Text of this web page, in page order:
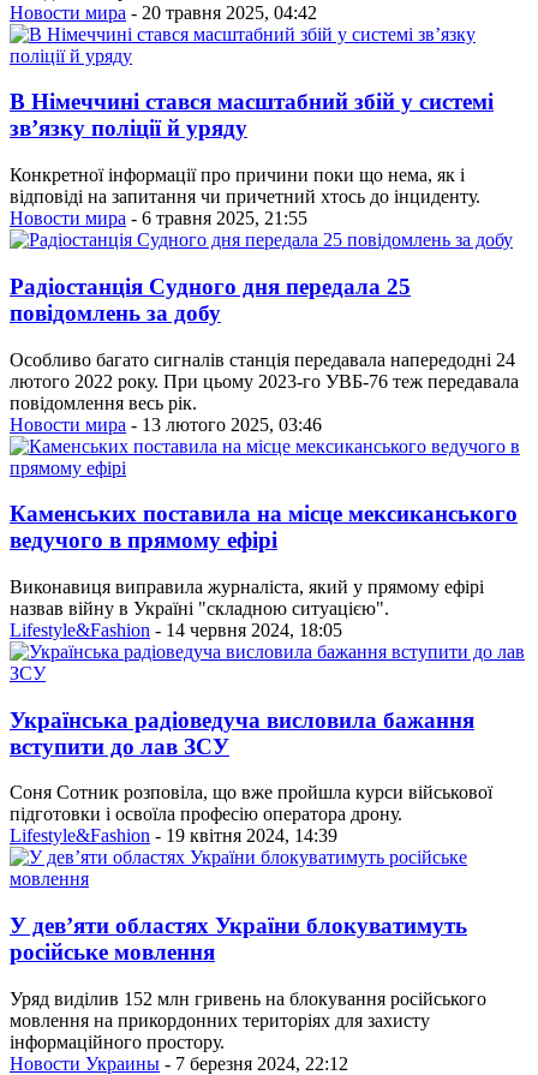
Новости мира - 20 травня 2025, 04:42
В Німеччині стався масштабний збій у системі
звʼязку поліції й уряду
Конкретної інформації про причини поки що нема, як і
відповіді на запитання чи причетний хтось до інциденту.
Новости мира - 6 травня 2025, 21:55
Радіостанція Судного дня передала 25
повідомлень за добу
Особливо багато сигналів станція передавала напередодні 24
лютого 2022 року. При цьому 2023-го УВБ-76 теж передавала
повідомлення весь рік.
Новости мира - 13 лютого 2025, 03:46
Каменських поставила на місце мексиканського
ведучого в прямому ефірі
Виконавиця виправила журналіста, який у прямому ефірі
назвав війну в Україні "складною ситуацією".
Lifestyle&Fashion - 14 червня 2024, 18:05
Українська радіоведуча висловила бажання
вступити до лав ЗСУ
Соня Сотник розповіла, що вже пройшла курси військової
підготовки і освоїла професію оператора дрону.
Lifestyle&Fashion - 19 квітня 2024, 14:39
У дев’яти областях України блокуватимуть
російське мовлення
Уряд виділив 152 млн гривень на блокування російського
мовлення на прикордонних територіях для захисту
інформаційного простору.
Новости Украины - 7 березня 2024, 22:12